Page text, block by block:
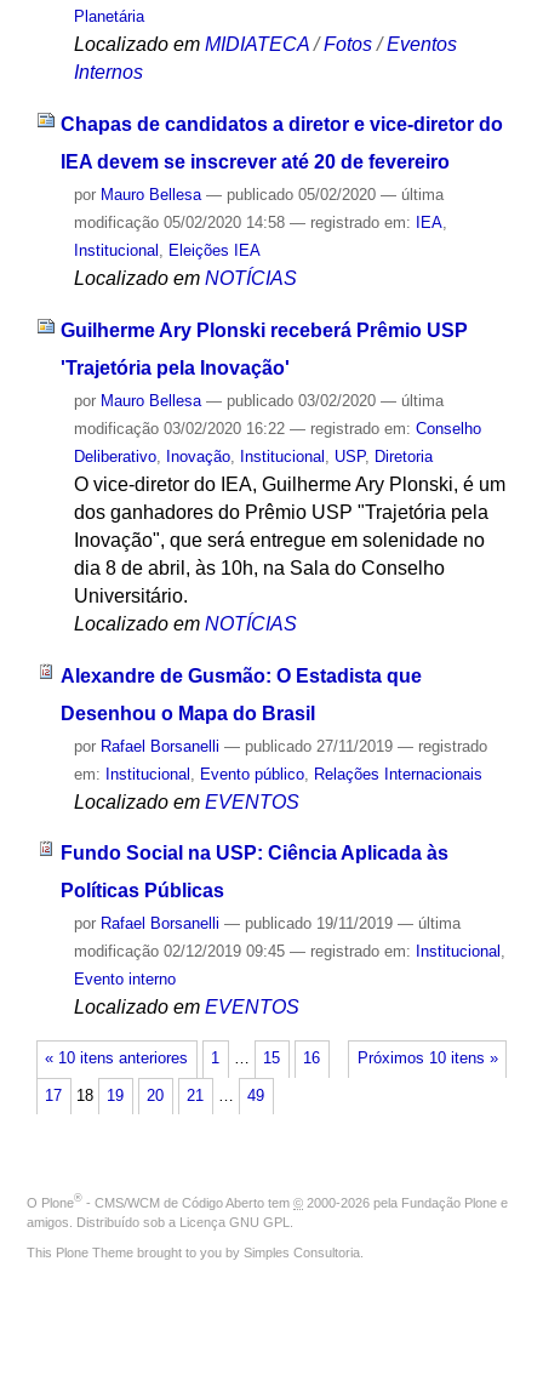
Planetária
Localizado em MIDIATECA /Fotos /Eventos
Internos
Chapas de candidatos a diretor e vice-diretor do
IEA devem se inscrever até 20 de fevereiro
por Mauro Bellesa — publicado05/02/2020 — última
modificação05/02/2020 14:58 — registrado em: IEA,
Institucional , Eleições IEA
Localizado em NOTÍCIAS
Guilherme Ary Plonski receberá Prêmio USP
'Trajetória pela Inovação'
por Mauro Bellesa — publicado03/02/2020 — última
modificação03/02/2020 16:22 — registrado em: Conselho
Deliberativo, Inovação, Institucional USP, Diretoria
O vice-diretor do IEA, Guilherme Ary Plonski, é um
dos ganhadores do Prêmio USP "Trajetória pela
Inovação", que será entregue em solenidade no
dia 8 de abril, às 10h, na Sala do Conselho
Universitário.
Localizado em NOTÍCIAS
Alexandre de Gusmão: O Estadista que
Desenhou o Mapa do Brasil
por Rafael Borsanelli — publicado27/11/2019 — registrado
em: Institucional Evento público, Relações Internacionais
Localizado em EVENTOS
Fundo Social na USP: Ciência Aplicada às
Políticas Públicas
por Rafael Borsanelli — publicado19/11/2019 — última
modificação02/12/2019 09:45 — registrado em: Institucional ,
Evento interno
Localizado em EVENTOS
« 10 itens anteriores Próximos 10 itens »
1 … 15 16
17 18 19 20 21 … 49
O Plone® - CMS/WCM de Código Aberto tem © 2000-2026 pela Fundação Plone e
amigos. Distribuído sob a Licença GNU GPL
This Plone Theme brought to you by Simples Consultoria